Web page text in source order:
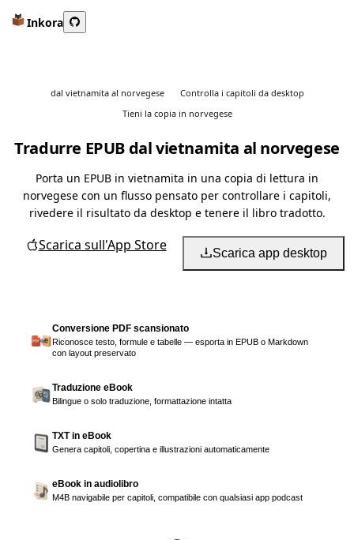
Inkora
dal vietnamita al norvegese
Controlla i capitoli da desktop
Tieni la copia in norvegese
Tradurre EPUB dal vietnamita al norvegese
Porta un EPUB in vietnamita in una copia di lettura in
norvegese con un flusso pensato per controllare i capitoli,
rivedere il risultato da desktop e tenere il libro tradotto.
Scarica sull'App Store Scarica app desktop
Conversione PDF scansionato
Riconosce testo, formule e tabelle — esporta in EPUB o Markdown
con layout preservato
Traduzione eBook
Bilingue o solo traduzione, formattazione intatta
TXT in eBook
Genera capitoli, copertina e illustrazioni automaticamente
eBook in audiolibro
M4B navigabile per capitoli, compatibile con qualsiasi app podcast